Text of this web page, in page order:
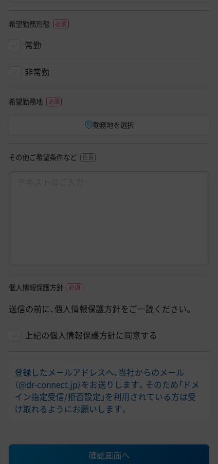
希望勤務形態
常勤
非常勤
希望勤務地
勤務地を選択
その他ご希望条件など
個人情報保護方針
送信の前に、個人情報保護方針をご一読ください。
上記の個人情報保護方針に同意する
登録したメールアドレスへ、当社からのメール
（@dr-connect.jp）をお送りします。そのため「ドメ
イン指定受信/拒否設定」を利用されている方は受
け取れるようにお願いします。
確認画面へ